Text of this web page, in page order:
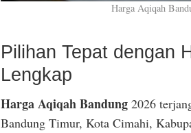
Harga Aqiqah
Pilihan Tepat dengan
Lengkap
Harga Aqiqah Bandung2026
Bandung Timur, Kota Cimahi,